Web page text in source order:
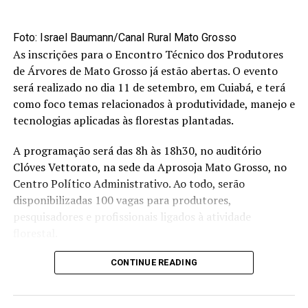
Cachaça de alambique
Também com inscrições até 31 de março, o concurso é
destinado a produtores com produção anual de até 20
mil litros e conta com parceria do Sebrae Nacional.
O envio das amostras deve ser feito até 17 de abril. Os
produtos concorrem nas categorias cachaça branca e
amarela.
O processo de avaliação segue critérios técnicos, análise
Azeite de oliva
Foto: Israel Baumann/Canal Rural Mato Grosso
As inscrições para o Encontro Técnico dos Produtores
de Árvores de Mato Grosso já estão abertas. O evento
será realizado no dia 11 de setembro, em Cuiabá, e terá
como foco temas relacionados à produtividade, manejo e
tecnologias aplicadas às florestas plantadas.
A programação será das 8h às 18h30, no auditório
Clóves Vettorato, na sede da Aprosoja Mato Grosso, no
Centro Político Administrativo. Ao todo, serão
disponibilizadas 100 vagas para produtores,
pesquisadores e profissionais ligados à atividade
A proposta é reunir diferentes elos da cadeia para
discutir desafios e alternativaspara a produção de
árvores no estado, aproximando conhecimento
CONTINUE READING